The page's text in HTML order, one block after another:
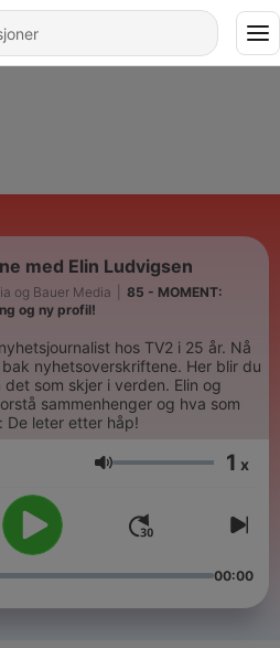
med Elin Ludvigsen
og Bauer Media
85 - MOMENT:
og ny profil!
hos TV2 i 25 år. Nå
nyhetsoverskriftene. Her blir du
som skjer i verden. Elin og
sammenhenger og hva som
De leter etter håp!
Volum 1 x
00:00